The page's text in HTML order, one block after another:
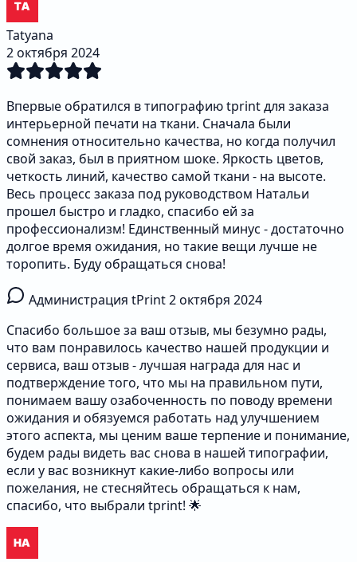
Tatyana
2 октября 2024
Впервые обратился в типографию tprint для заказа
интерьерной печати на ткани. Сначала были
сомнения относительно качества, но когда получил
свой заказ, был в приятном шоке. Яркость цветов,
четкость линий, качество самой ткани - на высоте.
Весь процесс заказа под руководством Натальи
прошел быстро и гладко, спасибо ей за
профессионализм! Единственный минус - достаточно
долгое время ожидания, но такие вещи лучше не
торопить. Буду обращаться снова!
Администрация tPrint2 октября 2024
Спасибо большое за ваш отзыв, мы безумно рады,
что вам понравилось качество нашей продукции и
сервиса, ваш отзыв - лучшая награда для нас и
подтверждение того, что мы на правильном пути,
понимаем вашу озабоченность по поводу времени
ожидания и обязуемся работать над улучшением
этого аспекта, мы ценим ваше терпение и понимание,
будем рады видеть вас снова в нашей типографии,
если у вас возникнут какие-либо вопросы или
пожелания, не стесняйтесь обращаться к нам,
спасибо, что выбрали tprint! 🌟